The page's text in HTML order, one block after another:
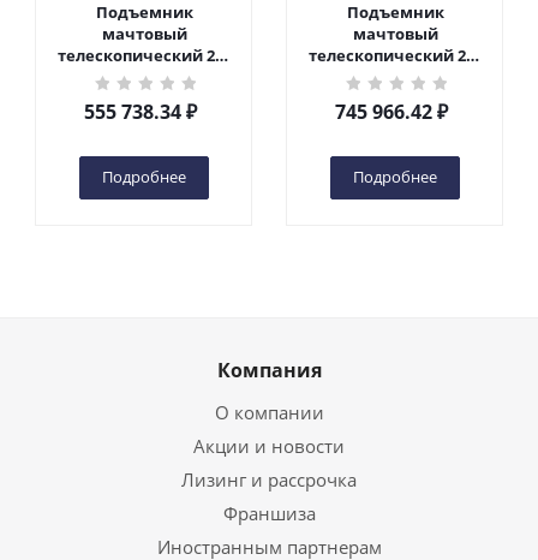
Подъемник
мачтовый
телескопический 200
кг 6 м TOR GTWY6-200S
DC 2-мачтовый
(автономный) (G) в
555 738.34₽
Подробнее
Подъемник
мачтовый
телескопический 200
кг 10 м TOR GTWY10-
200S DC 2-мачтовый
(автономный) (N) в
745 966.42₽
Подробнее
Компания
О компании
Акции и новости
Лизинг и рассрочка
Франшиза
Иностранным партнерам